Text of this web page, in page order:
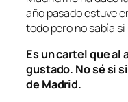
año pasado estuve
todo pero no sabía
Es un cartel que al
gustado. No sé si
de Madrid.